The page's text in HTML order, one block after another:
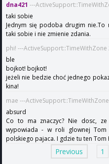
dna421 ---
taki sobie
Jednym się podoba drugim
taki sobie i nie zmienie zdania.
phi! ---ActiveSupport::TimeWithZone
ble
bojkot! bojkot!
jeżeli nie bedzie choć jednego
kina!
mae ---
absurd
Co to ma znaczyc? Nie dosc,
wypowiada - w roli glownej
polskiego pajaca. I gdzie tu ten Tom
Previous 1